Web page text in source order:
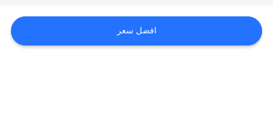
خريطة
افضل سعر